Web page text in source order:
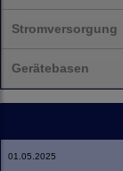
Stromversorgung
Gerätebasen
01.05.2025